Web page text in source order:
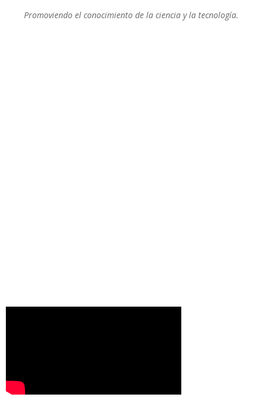
Promoviendo el conocimiento de la ciencia y la tecnología.